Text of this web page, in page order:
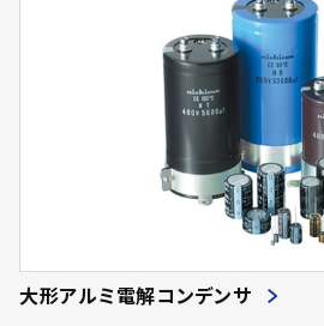
大形アルミ電解コンデンサ